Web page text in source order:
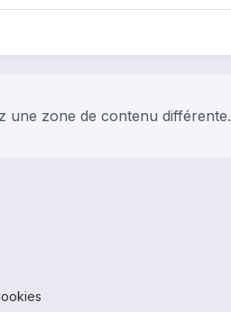
une zone de contenu différente.